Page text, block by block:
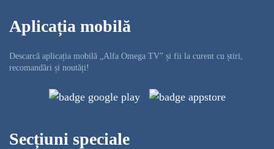
Aplicația mobilă
Descarcă aplicația mobilă „Alfa Omega TV” și fii la curent cu știri,
recomandări și noutăți!
Secțiuni speciale